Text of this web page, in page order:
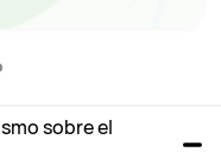
sobre el